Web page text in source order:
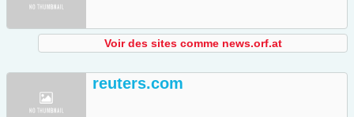
Voir des sites comme news.orf.at
reuters.com